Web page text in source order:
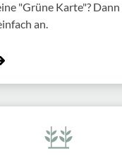
"Grüne Karte"?
an.